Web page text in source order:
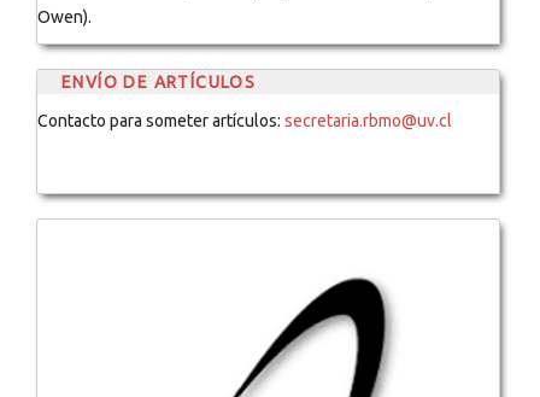
Owen).
ENVÍO DE ARTÍCULOS
Contacto para someter artículos: secretaria.rbmo@uv.cl